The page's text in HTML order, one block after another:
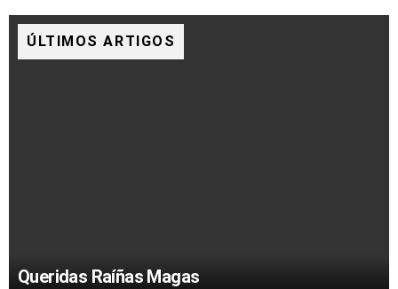
ÚLTIMOS ARTIGOS
Queridas Raíñas Magas